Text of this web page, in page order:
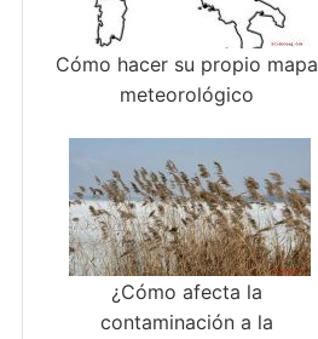
Cómo hacer su propio mapa
meteorológico
¿Cómo afecta la
contaminación a la